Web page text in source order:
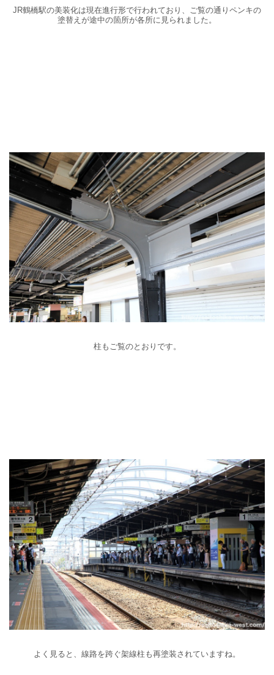
JR鶴橋駅の美装化は現在進行形で行われており、ご覧の通りペンキの
塗替えが途中の箇所が各所に見られました。
柱もご覧のとおりです。
よく見ると、線路を跨ぐ架線柱も再塗装されていますね。